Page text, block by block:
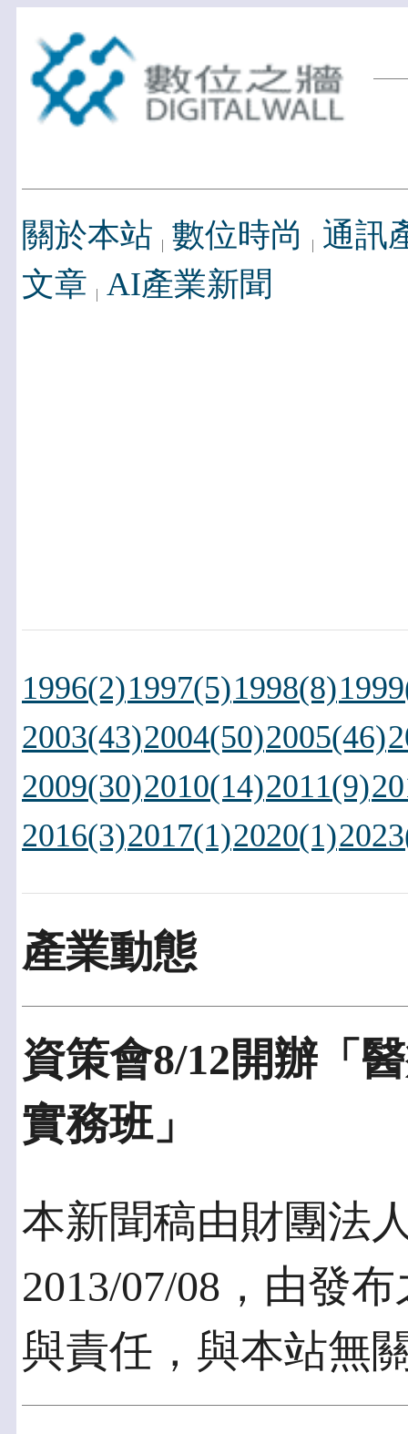
關於本站 數位時尚
通訊
文章 AI產業新聞
1996(2)1997(5)1998(8)
2003(43)2004(50)2005(46)
2009(30)2010(14)2011(9)
2016(3)2017(1)2020(1)
產業動態
資策會8/12開辦「
實務班」
本新聞稿由財團法
2013/07/08，由發
與責任，與本站無